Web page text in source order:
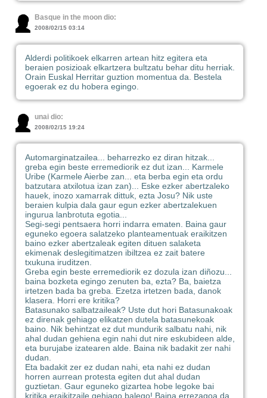
Basque in the moon dio:
2008/02/15 03:14
Alderdi politikoek elkarren artean hitz egitera eta
beraien posizioak elkartzera bultzatu behar ditu herriak.
Orain Euskal Herritar guztion momentua da. Bestela
egoerak ez du hobera egingo.
unai dio:
2008/02/15 19:24
Automarginatzailea... beharrezko ez diran hitzak...
greba egin beste erremediorik ez dut izan... Karmele
Uribe (Karmele Aierbe zan... eta berba egin eta ordu
batzutara atxilotua izan zan)... Eske ezker abertzaleko
hauek, inozo xamarrak dittuk, ezta Josu? Nik uste
beraien kulpia dala gaur egun ezker abertzalekuen
ingurua lanbrotuta egotia...
Segi-segi pentsaera horri indarra ematen. Baina gaur
eguneko egoera salatzeko planteamentuak eraikitzen
baino ezker abertzaleak egiten dituen salaketa
ekimenak deslegitimatzen ibiltzea ez zait batere
txukuna iruditzen.
Greba egin beste erremediorik ez dozula izan diñozu...
baina bozketa egingo zenuten ba, ezta? Ba, baietza
irtetzen bada ba greba. Ezetza irtetzen bada, danok
klasera. Horri ere kritika?
Batasunako salbatzaileak? Uste dut hori Batasunakoak
ez direnak gehiago elikatzen dutela batasunekoak
baino. Nik behintzat ez dut mundurik salbatu nahi, nik
ahal dudan gehiena egin nahi dut nire eskubideen alde,
eta burujabe izatearen alde. Baina nik badakit zer nahi
dudan.
Eta badakit zer ez dudan nahi, eta nahi ez dudan
horren aurrean protesta egiten dut ahal dudan
guztietan. Gaur eguneko gizartea hobe legoke bai
kritika eraikitzaile gehiago balego! Baina errezagoa da